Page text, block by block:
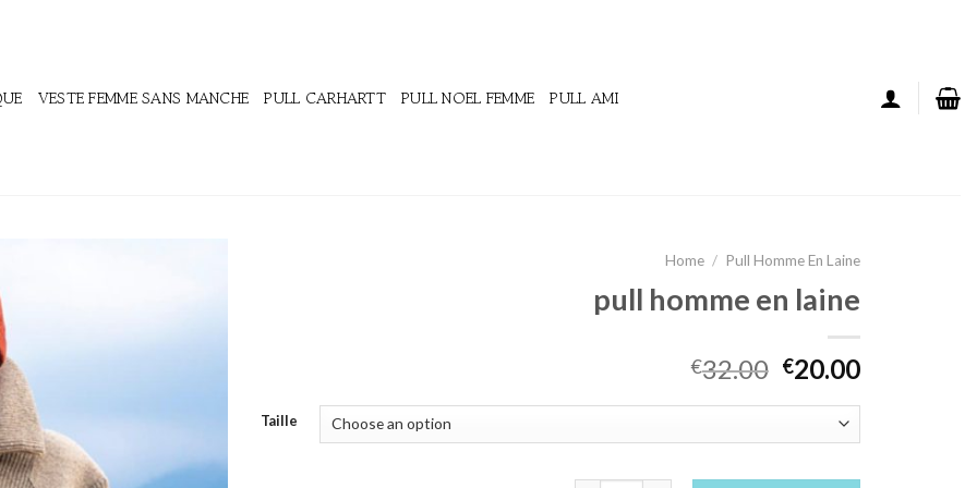
VESTE FEMME SANS MANCHE PULL CARHARTT PULL NOEL FEMME PULL AMI
Home / Pull Homme En Laine
pull homme en laine
€32.00 €20.00
Taille